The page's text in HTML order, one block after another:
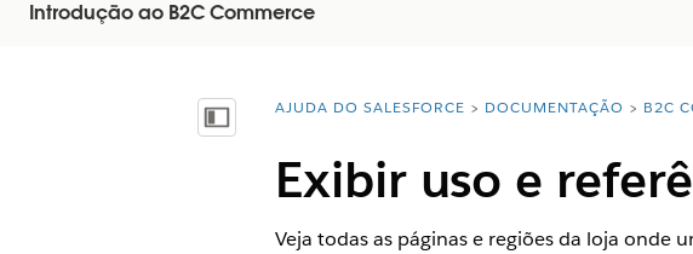
Introdução ao B2C Commerce
Mostrar índiceVocê está aqui:
AJUDA DO SALESFORCE DOCUMENTAÇÃO B2C
Exibir uso e
Veja todas as páginas e regiões da loja onde